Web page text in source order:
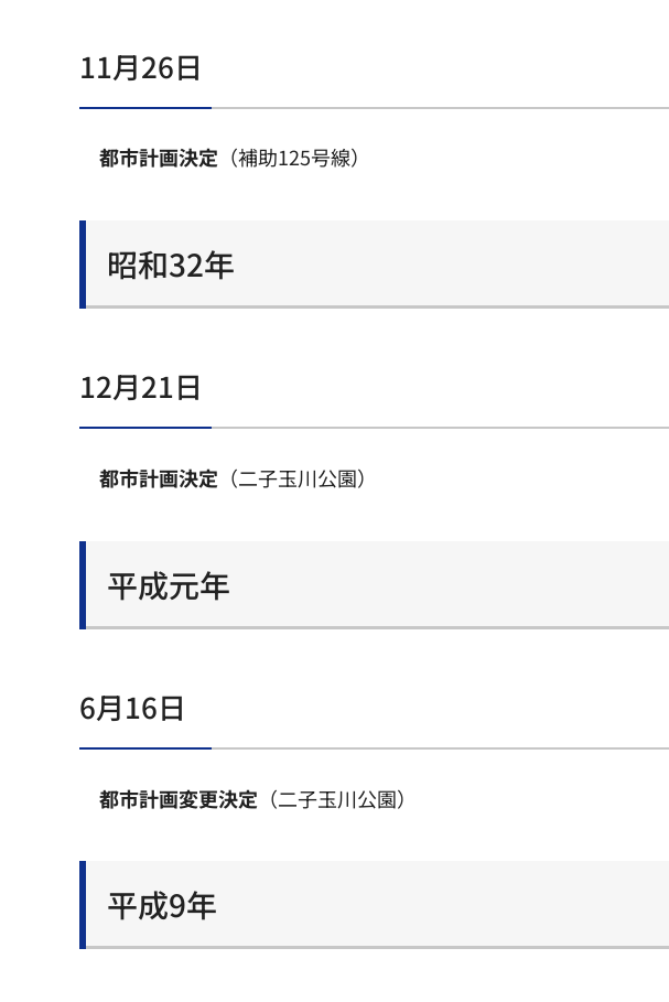
11月26日
都市計画決定 （補助125号線）
昭和32年
12月21日
都市計画決定 （二子玉川公園）
平成元年
6月16日
都市計画変更決定 （二子玉川公園）
平成9年